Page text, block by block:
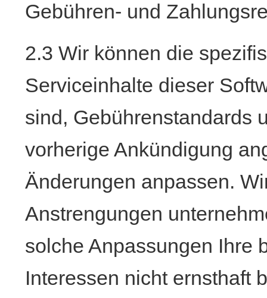
Gebühren- und
2.3 Wir können die
Serviceinhalte dieser
sind, Gebührenstandards
vorherige Ankündigung
Änderungen anpassen.
Anstrengungen
solche Anpassungen Ihre
Interessen nicht ernsthaft